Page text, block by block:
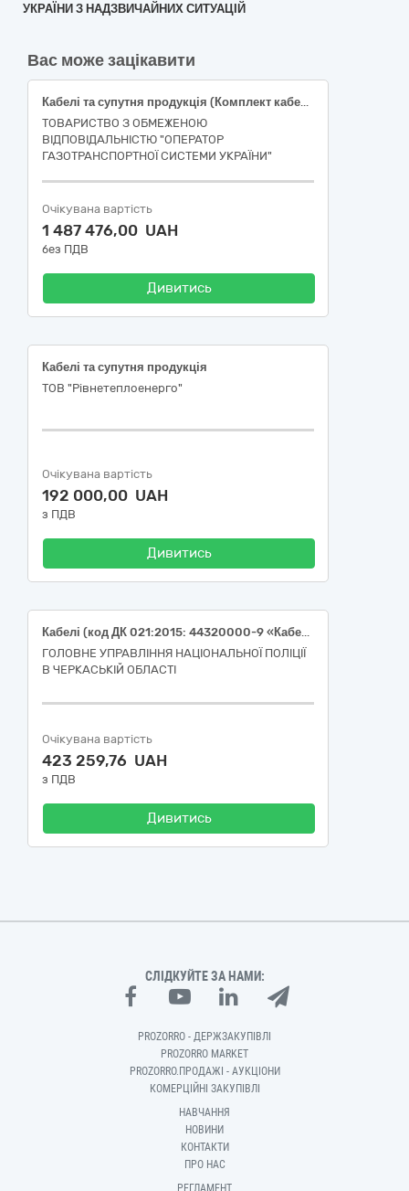
УКРАЇНИ З НАДЗВИЧАЙНИХ СИТУАЦІЙ
Вас може зацікавити
Кабелі та супутня продукція (Комплект кабелю нагрівального саморегульованого)
ТОВАРИСТВО З ОБМЕЖЕНОЮ
ВІДПОВІДАЛЬНІСТЮ "ОПЕРАТОР
ГАЗОТРАНСПОРТНОЇ СИСТЕМИ УКРАЇНИ"
Очікувана вартість
1 487 476,00 UAH
без ПДВ
Дивитись
Кабелі та супутня продукція
ТОВ "Рівнетеплоенерго"
Очікувана вартість
192 000,00 UAH
з ПДВ
Дивитись
Кабелі (код ДК 021:2015: 44320000-9 «Кабелі та супутня продукція»)
ГОЛОВНЕ УПРАВЛІННЯ НАЦІОНАЛЬНОЇ ПОЛІЦІЇ
В ЧЕРКАСЬКІЙ ОБЛАСТІ
Очікувана вартість
423 259,76 UAH
з ПДВ
Дивитись
СЛІДКУЙТЕ ЗА НАМИ:
PROZORRO - ДЕРЖЗАКУПІВЛІ
PROZORRO MARKET
PROZORRO.ПРОДАЖІ - АУКЦІОНИ
КОМЕРЦІЙНІ ЗАКУПІВЛІ
НАВЧАННЯ
НОВИНИ
КОНТАКТИ
ПРО НАС
РЕГЛАМЕНТ